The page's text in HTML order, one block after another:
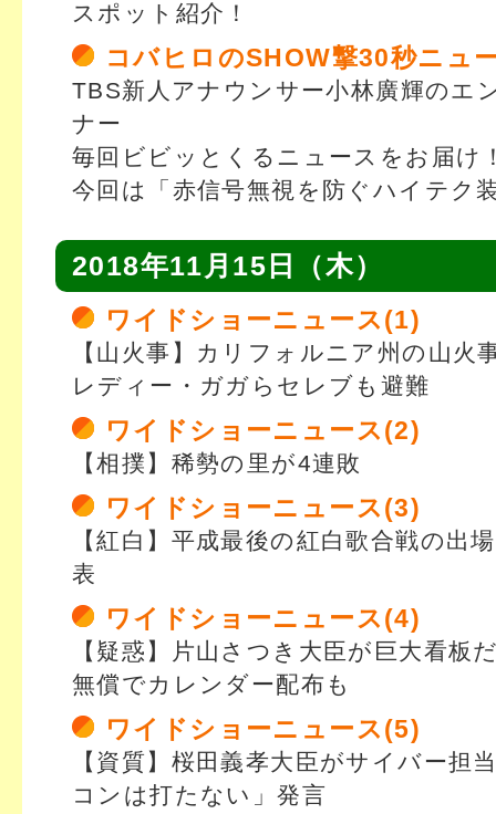
スポット紹介！
コバヒロのSHOW撃30秒ニュ
TBS新人アナウンサー小林廣輝のエ
ナー
毎回ビビッとくるニュースをお届け
今回は「赤信号無視を防ぐハイテク
2018年11月15日（木）
ワイドショーニュース(1)
【山火事】カリフォルニア州の山火
レディー・ガガらセレブも避難
ワイドショーニュース(2)
【相撲】稀勢の里が4連敗
ワイドショーニュース(3)
【紅白】平成最後の紅白歌合戦の出
表
ワイドショーニュース(4)
【疑惑】片山さつき大臣が巨大看板
無償でカレンダー配布も
ワイドショーニュース(5)
【資質】桜田義孝大臣がサイバー担
コンは打たない」発言